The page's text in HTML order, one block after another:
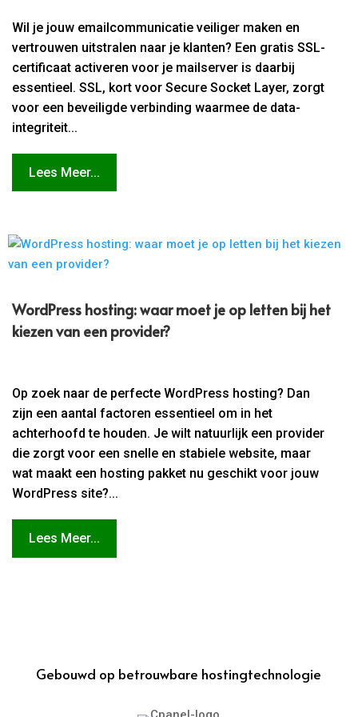
Wil je jouw emailcommunicatie veiliger maken en
vertrouwen uitstralen naar je klanten? Een gratis SSL-
certificaat activeren voor je mailserver is daarbij
essentieel. SSL, kort voor Secure Socket Layer, zorgt
voor een beveiligde verbinding waarmee de data-
integriteit...
Lees Meer...
WordPress hosting: waar moet je op letten bij het
kiezen van een provider?
Op zoek naar de perfecte WordPress hosting? Dan
zijn een aantal factoren essentieel om in het
achterhoofd te houden. Je wilt natuurlijk een provider
die zorgt voor een snelle en stabiele website, maar
wat maakt een hosting pakket nu geschikt voor jouw
WordPress site?...
Lees Meer...
Gebouwd op betrouwbare hostingtechnologie